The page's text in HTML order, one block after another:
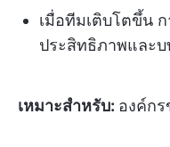
เมื่อทีมเติบโตขึ้น
ประสิทธิภาพและ
เหมาะสำหรับ: องค์ก